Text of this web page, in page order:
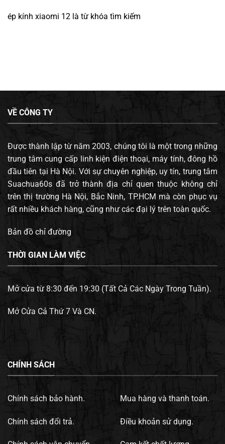
ép kính xiaomi 12 là từ khóa tìm kiếm
VỀ CÔNG TY
Được thành lập từ năm 2003, chúng tôi là một trong những
trung tâm cung cấp linh kiện điện thoại, máy tính, đông hồ
đầu tiên tại Hà Nội. Với sự chuyên nghiệp, uy tín, trung tâm
Suachua60s đã trở thành địa chỉ quen thuộc không chỉ
trên thị trường Hà Nội, Bắc Ninh, TP.HCM mà còn phục vụ
rất nhiều khách hàng, cũng như các đại lý trên toàn quốc.
Bản đồ chỉ đường
THỜI GIAN LÀM VIỆC
Mở cửa từ 8:30 đến 19:30 (Tất Cả Các Ngày Trong Tuần).
Mở Cửa Cả Thứ 7 Và CN.
CHÍNH SÁCH
Chính sách bảo hành.
Chính sách đổi trả.
Mua hàng và thanh toán.
Điều khoản sử dụng.